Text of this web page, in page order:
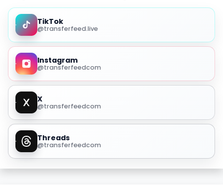
TikTok
@transferfeed.live
Instagram
@transferfeedcom
X
@transferfeedcom
Threads
@transferfeedcom